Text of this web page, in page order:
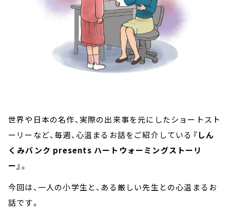
世界や日本の名作、実際の出来事を元にしたショートスト
ーリーなど、毎週、心温まるお話をご紹介している 『しん
くみバンク presents ハートウォーミングストーリ
ー』。
今回は、一人の小学生と、ある厳しい先生との心温まるお
話です。